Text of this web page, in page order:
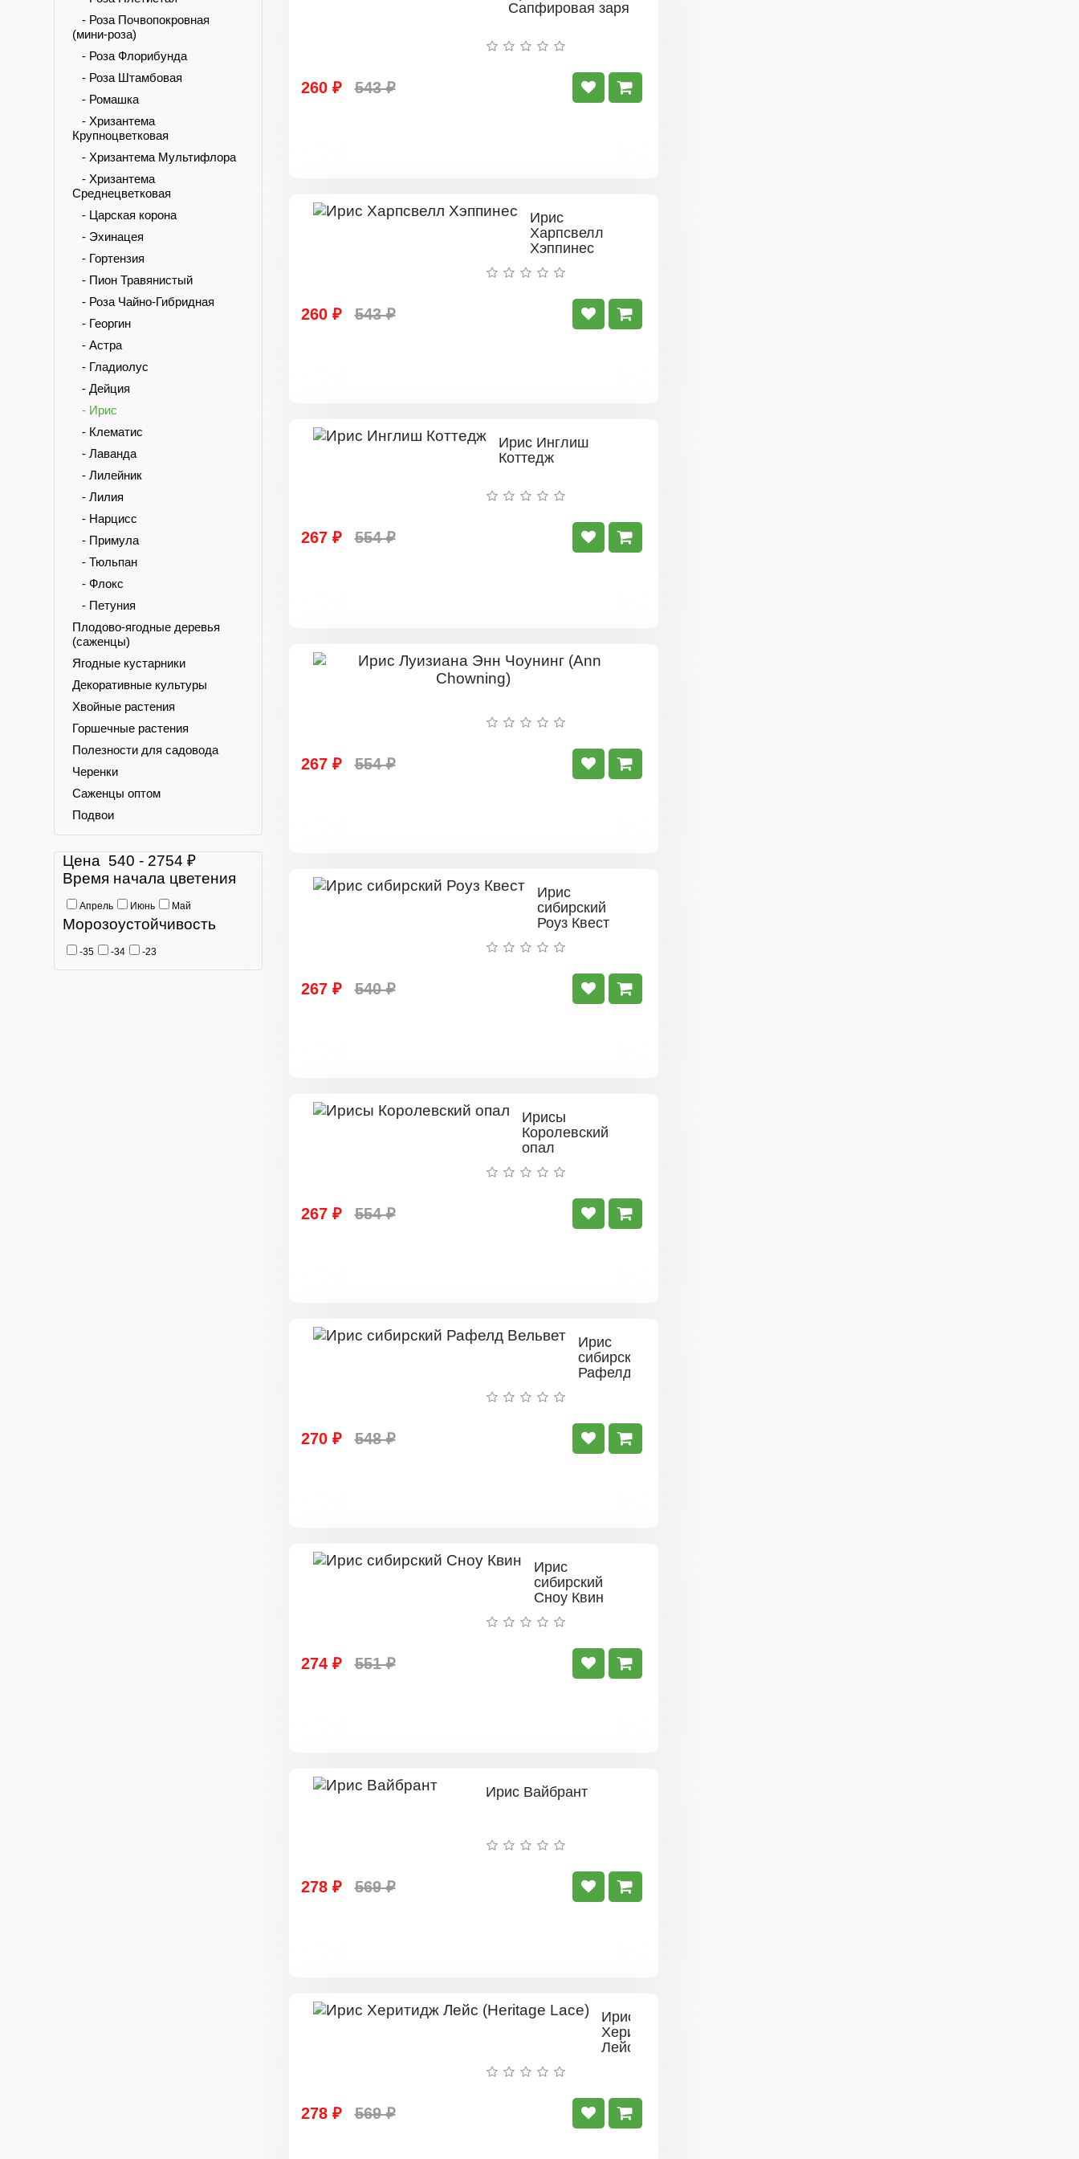
- Роза Почвопокровная
(мини-роза)
- Роза Флорибунда
- Роза Штамбовая
- Ромашка
- Хризантема
Крупноцветковая
- Хризантема Мультифлора
- Хризантема
Среднецветковая
- Царская корона
- Эхинацея
- Гортензия
- Пион Травянистый
- Роза Чайно-Гибридная
- Георгин
- Астра
- Гладиолус
- Дейция
- Ирис
- Клематис
- Лаванда
- Лилейник
- Лилия
- Нарцисс
- Примула
- Тюльпан
- Флокс
- Петуния
Плодово-ягодные деревья
(саженцы)
Ягодные кустарники
Декоративные культуры
Хвойные растения
Горшечные растения
Полезности для садовода
Черенки
Саженцы оптом
Подвои
Цена 540 - 2754 ₽
Время начала цветения
Апрель Июнь Май
Морозоустойчивость
-35 -34 -23
Сапфировая заря
260 ₽ 543 ₽
Ирис
Харпсвелл
Хэппинес
260 ₽ 543 ₽
Ирис Инглиш
Коттедж
267 ₽ 554 ₽
267 ₽ 554 ₽
Ирис
сибирский
Роуз Квест
267 ₽ 540 ₽
Ирисы
Королевский
опал
267 ₽ 554 ₽
Ирис
сибирский
Рафелд
270 ₽ 548 ₽
Ирис
сибирский
Сноу Квин
274 ₽ 551 ₽
Ирис Вайбрант
278 ₽ 569 ₽
Ирис
Херитидж
Лейс
278 ₽ 569 ₽